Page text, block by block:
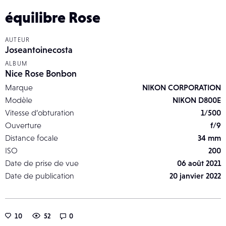
équilibre Rose
AUTEUR
Joseantoinecosta
ALBUM
Nice Rose Bonbon
Marque
NIKON CORPORATION
Modèle
NIKON D800E
Vitesse d’obturation
1/500
Ouverture
f/9
Distance focale
34 mm
ISO
200
Date de prise de vue
06 août 2021
Date de publication
20 janvier 2022
10 52 0